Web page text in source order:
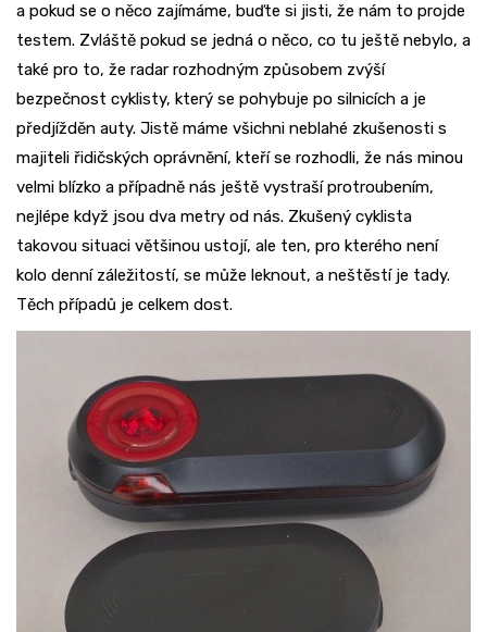
a pokud se o něco zajímáme, buďte si jisti, že nám to projde
testem. Zvláště pokud se jedná o něco, co tu ještě nebylo, a
také pro to, že radar rozhodným způsobem zvýší
bezpečnost cyklisty, který se pohybuje po silnicích a je
předjížděn auty. Jistě máme všichni neblahé zkušenosti s
majiteli řidičských oprávnění, kteří se rozhodli, že nás minou
velmi blízko a případně nás ještě vystraší protroubením,
nejlépe když jsou dva metry od nás. Zkušený cyklista
takovou situaci většinou ustojí, ale ten, pro kterého není
kolo denní záležitostí, se může leknout, a neštěstí je tady.
Těch případů je celkem dost.